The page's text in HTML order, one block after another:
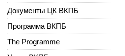
Документы ЦК ВКПБ
Программа ВКПБ
The Programme